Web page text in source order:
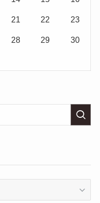
21 22 23
28 29 30